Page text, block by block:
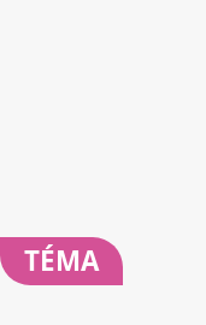
TÉMA